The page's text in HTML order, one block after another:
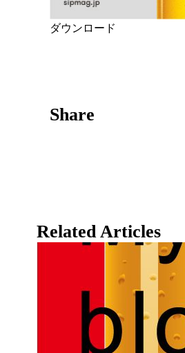
ダウンロード
Share
Related Articles